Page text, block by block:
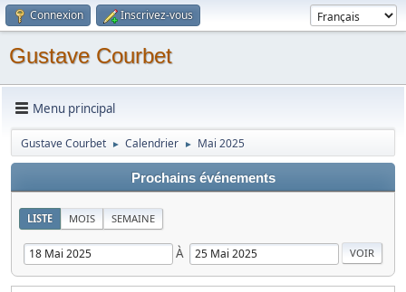
Connexion Inscrivez-vous
Gustave Courbet
Menu principal
Gustave Courbet ► Calendrier ► Mai 2025
Prochains événements
LISTE MOIS SEMAINE
À